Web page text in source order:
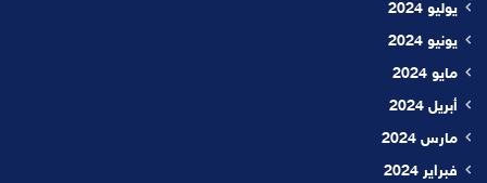
يوليو 2024
يونيو 2024
مايو 2024
أبريل 2024
مارس 2024
فبراير 2024